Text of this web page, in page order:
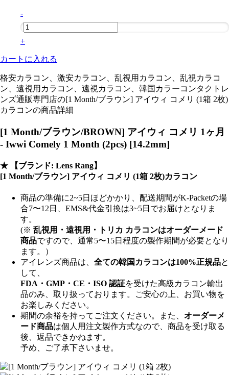
-
+
カートに入れる
格安カラコン、激安カラコン、乱視用カラコン、乱視カラコ
ン、遠視用カラコン、遠視カラコン、韓国カラーコンタクトレ
ンズ通販専門店の[1 Month/ブラウン] アイウィ コメリ (1箱 2枚)
カラコンの商品詳細
[1 Month/ブラウン/BROWN] アイウィ コメリ 1ヶ月
- Iwwi Comely 1 Month (2pcs) [14.2mm]
★
【ブランド: Lens Rang】
[1 Month/ブラウン] アイウィ コメリ (1箱 2枚)カラコン
商品の準備に2~5日ほどかかり、配送期間がK-Packetの場
合7〜12日、EMS&代金引換は3~5日でお届けとなりま
す。
(※ 乱視用・遠視用・トリカ カラコンはオーダーメード
商品ですので、 通常5〜15日程度の製作期間が必要となり
ます。）
アイレンズ商品は、 全ての韓国カラコンは100%正規品と
して、
FDA・GMP・CE・ISO 認証を受けた高級カラコン輸出
品のみ、取り扱っております。ご安心の上、お買い物を
お楽しみください。
期間の余裕を持ってご注文ください。また、 オーダーメ
ード商品は個人用注文製作方式なので、商品を受け取る
後、返品できかねます。
予め、ご了承下さいませ。